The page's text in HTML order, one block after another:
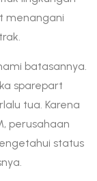
menangani
batasannya.
sparepart
tua. Karena
perusahaan
status